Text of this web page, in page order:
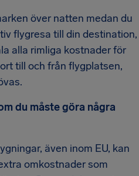
över natten medan du
flygresa till din destination,
alla rimliga kostnader för
till och från flygplatsen,
du måste göra några
även inom EU, kan
omkostnader som